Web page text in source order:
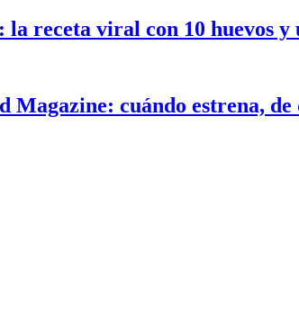
receta viral con 10 huevos
Magazine: cuándo estrena,